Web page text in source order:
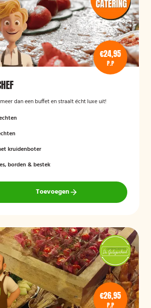
€24,95
P.P
dan een buffet en straalt écht luxe uit!
kruidenboter
borden & bestek
Toevoegen
€26,95
P.P